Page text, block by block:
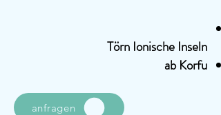
Törn Ionische Inseln
ab Korfu
anfragen